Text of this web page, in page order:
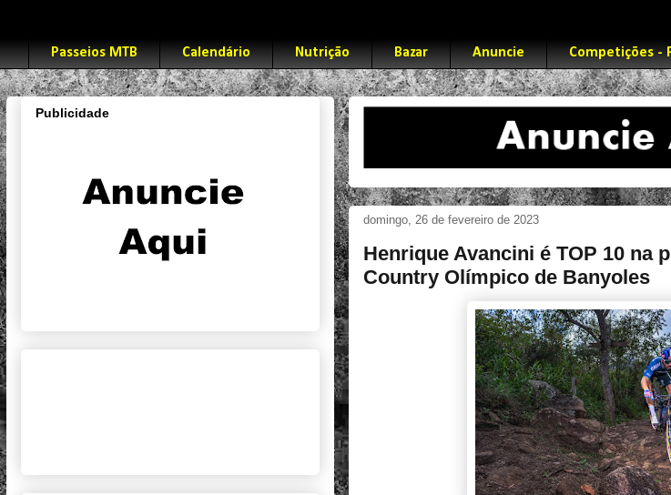
Passeios MTB Calendário Nutrição Bazar Anuncie Competições -
domingo, 26 de fevereiro de 2023
Henrique Avancini é TOP 10 na
Country Olímpico de Banyoles
Publicidade